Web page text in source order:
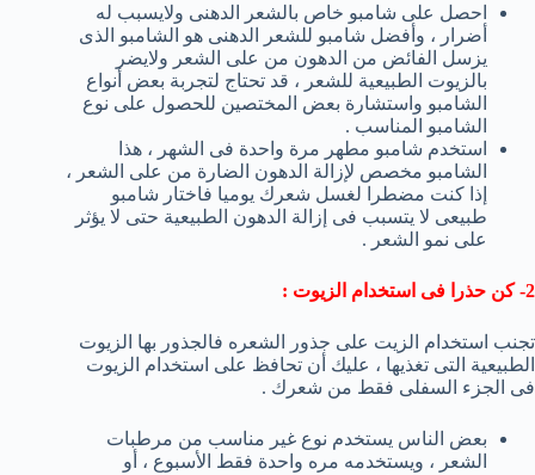
احصل على شامبو خاص بالشعر الدهنى ولايسبب له
أضرار ، وأفضل شامبو للشعر الدهنى هو الشامبو الذى
يزسل الفائض من الدهون من على الشعر ولايضر
بالزيوت الطبيعية للشعر ، قد تحتاج لتجربة بعض أنواع
الشامبو واستشارة بعض المختصين للحصول على نوع
الشامبو المناسب .
استخدم شامبو مطهر مرة واحدة فى الشهر ، هذا
الشامبو مخصص لإزالة الدهون الضارة من على الشعر ،
إذا كنت مضطرا لغسل شعرك يوميا فاختار شامبو
طبيعى لا يتسبب فى إزالة الدهون الطبيعية حتى لا يؤثر
على نمو الشعر .
2- كن حذرا فى استخدام الزيوت :
تجنب استخدام الزيت على جذور الشعره فالجذور بها الزيوت
الطبيعية التى تغذيها ، عليك أن تحافظ على استخدام الزيوت
فى الجزء السفلى فقط من شعرك .
بعض الناس يستخدم نوع غير مناسب من مرطبات
الشعر ، ويستخدمه مره واحدة فقط الأسبوع ، أو